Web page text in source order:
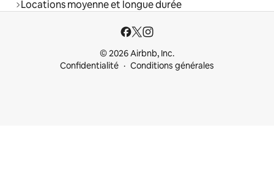
Locations moyenne et longue durée
© 2026 Airbnb, Inc.
Confidentialité
Conditions générales